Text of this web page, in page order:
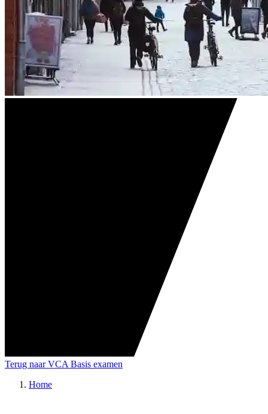
Terug naar VCA Basis examen
Home